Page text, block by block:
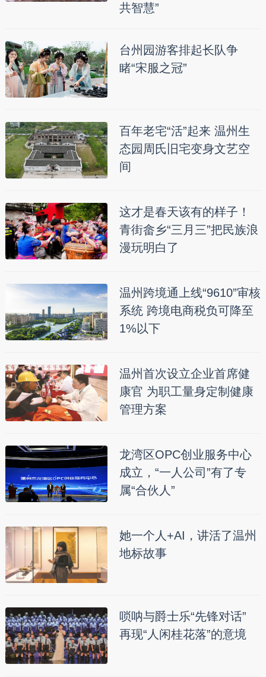
共智慧”
台州园游客排起长队争
睹“宋服之冠”
百年老宅“活”起来 温州生
态园周氏旧宅变身文艺空
间
这才是春天该有的样子！
青街畲乡“三月三”把民族浪
漫玩明白了
温州跨境通上线“9610”审核
系统 跨境电商税负可降至
1%以下
温州首次设立企业首席健
康官 为职工量身定制健康
管理方案
龙湾区OPC创业服务中心
成立，“一人公司”有了专
属“合伙人”
她一个人+AI，讲活了温州
地标故事
唢呐与爵士乐“先锋对话”
再现“人闲桂花落”的意境